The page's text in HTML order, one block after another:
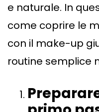
e naturale. In
come coprire le
con il make-up
routine semplice